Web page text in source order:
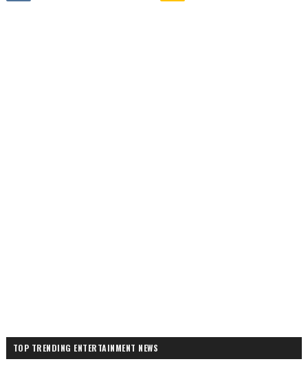
TOP TRENDING ENTERTAINMENT NEWS